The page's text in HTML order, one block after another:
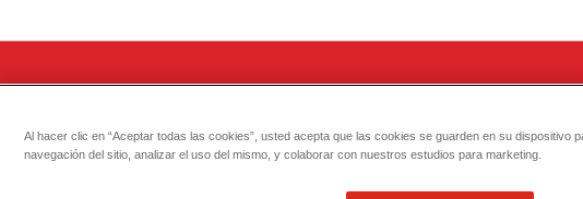
Al hacer clic en “Aceptar todas las cookies”, usted acepta que las cookies se guarden en su dispositivo
navegación del sitio, analizar el uso del mismo, y colaborar con nuestros estudios para marketing.